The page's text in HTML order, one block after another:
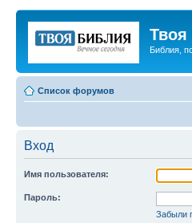
Твоя
Библия,
Список форумов
Вход
Имя пользователя:
Пароль:
Забыли